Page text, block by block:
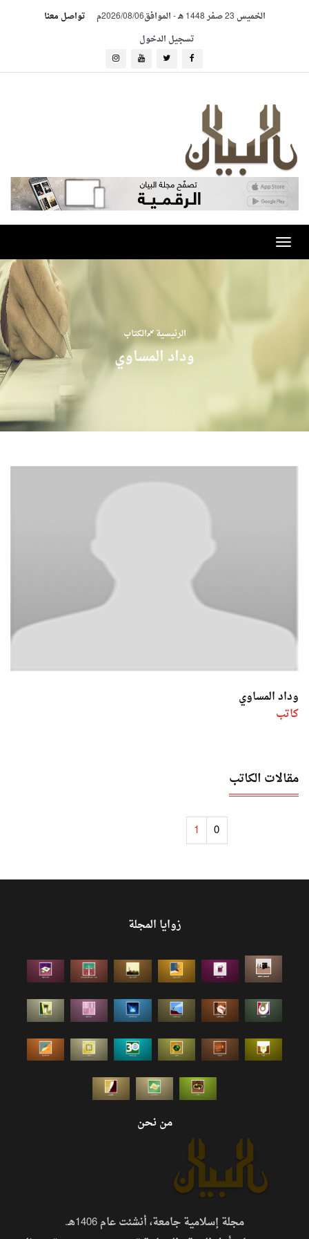
الخميس 23 صفر 1448 هـ -الموافق2026/08/06م
تواصل معنا
تسجيل الدخول
Toggle
navigation
الرئيسية الكتاب
وداد المساوي
وداد المساوي
كاتب
مقالات الكاتب
0
1
زوايا المجلة
من نحن
مجلة إسلامية جامعة، أنشئت عام 1406هـ.